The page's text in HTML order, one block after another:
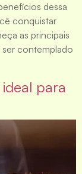
dessa
conquistar
as principais
ser contemplado
para